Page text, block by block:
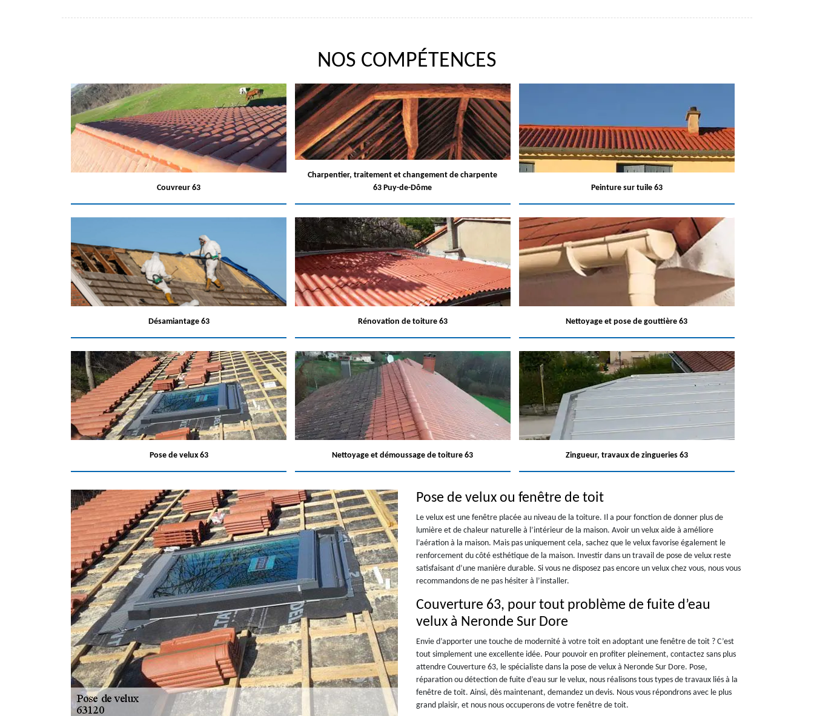
NOS COMPÉTENCES
Couvreur 63
Charpentier, traitement et changement de charpente
63 Puy-de-Dôme
Peinture sur tuile 63
Désamiantage 63 Rénovation de toiture 63 Nettoyage et pose de gouttière 63
Pose de velux 63 Nettoyage et démoussage de toiture 63 Zingueur, travaux de zingueries 63
Pose de velux ou fenêtre de toit
Le velux est une fenêtre placée au niveau de la toiture. Il a pour fonction de donner plus de
lumière et de chaleur naturelle à l’intérieur de la maison. Avoir un velux aide à améliore
l’aération à la maison. Mais pas uniquement cela, sachez que le velux favorise également le
renforcement du côté esthétique de la maison. Investir dans un travail de pose de velux reste
satisfaisant d’une manière durable. Si vous ne disposez pas encore un velux chez vous, nous vous
recommandons de ne pas hésiter à l’installer.
Couverture 63, pour tout problème de fuite d’eau
velux à Neronde Sur Dore
Envie d’apporter une touche de modernité à votre toit en adoptant une fenêtre de toit ? C’est
tout simplement une excellente idée. Pour pouvoir en profiter pleinement, contactez sans plus
attendre Couverture 63, le spécialiste dans la pose de velux à Neronde Sur Dore. Pose,
réparation ou détection de fuite d’eau sur le velux, nous réalisons tous types de travaux liés à la
fenêtre de toit. Ainsi, dès maintenant, demandez un devis. Nous vous répondrons avec le plus
grand plaisir, et nous nous occuperons de votre fenêtre de toit.